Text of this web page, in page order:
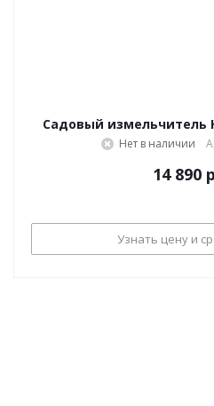
Садовый измельчитель
Нет в наличии
14 890 р
Узнать цену и